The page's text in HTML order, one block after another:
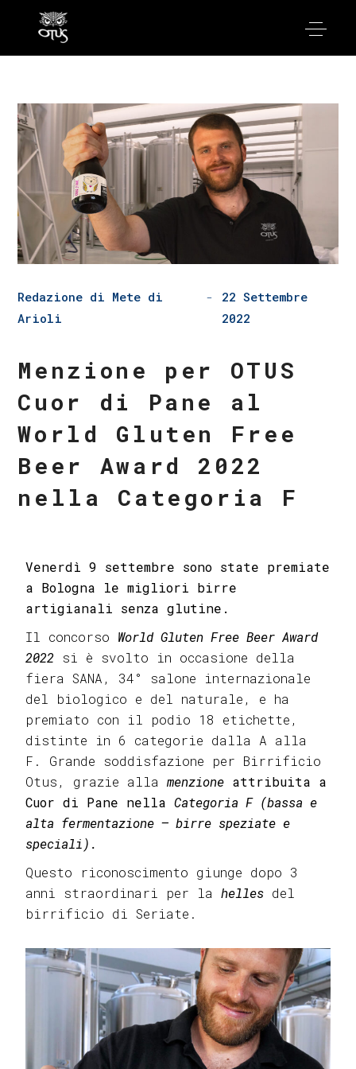
Redazione di Mete di
Arioli
22 Settembre
2022
Menzione per OTUS
Cuor di Pane al
World Gluten Free
Beer Award 2022
nella Categoria F
Venerdì 9 settembre sono state premiate
a Bologna le migliori birre
artigianali senza glutine.
Il concorso World Gluten Free Beer Award
2022 si è svolto in occasione della
fiera SANA, 34° salone internazionale
del biologico e del naturale, e ha
premiato con il podio 18 etichette,
distinte in 6 categorie dalla A alla
F. Grande soddisfazione per Birrificio
Otus, grazie allamenzione attribuita a
Cuor di Pane nellaCategoria F (bassa e
alta fermentazione – birre speziate e
speciali).
Questo riconoscimento giunge dopo 3
anni straordinari per lahelles del
birrificio di Seriate.